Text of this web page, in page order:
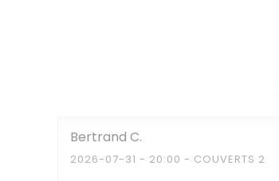
Bertrand C
2026-07-31 - 20:00 - COUVERTS 2